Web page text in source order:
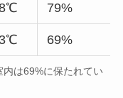
79%
69%
は69%に保たれてい